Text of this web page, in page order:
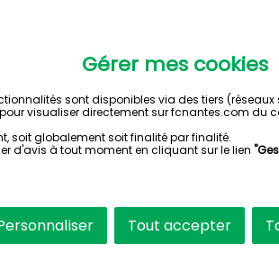
Gérer mes cookies
sont disponibles via des tiers
visualiser directement sur fcnantes.com du
soit globalement soit finalité par finalité.
d'avis à tout moment en cliquant sur le lien
Tout accepter